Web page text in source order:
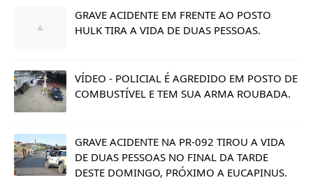
GRAVE ACIDENTE EM FRENTE AO POSTO
HULK TIRA A VIDA DE DUAS PESSOAS.
VÍDEO - POLICIAL É AGREDIDO EM POSTO DE
COMBUSTÍVEL E TEM SUA ARMA ROUBADA.
GRAVE ACIDENTE NA PR-092 TIROU A VIDA
DE DUAS PESSOAS NO FINAL DA TARDE
DESTE DOMINGO, PRÓXIMO A EUCAPINUS.